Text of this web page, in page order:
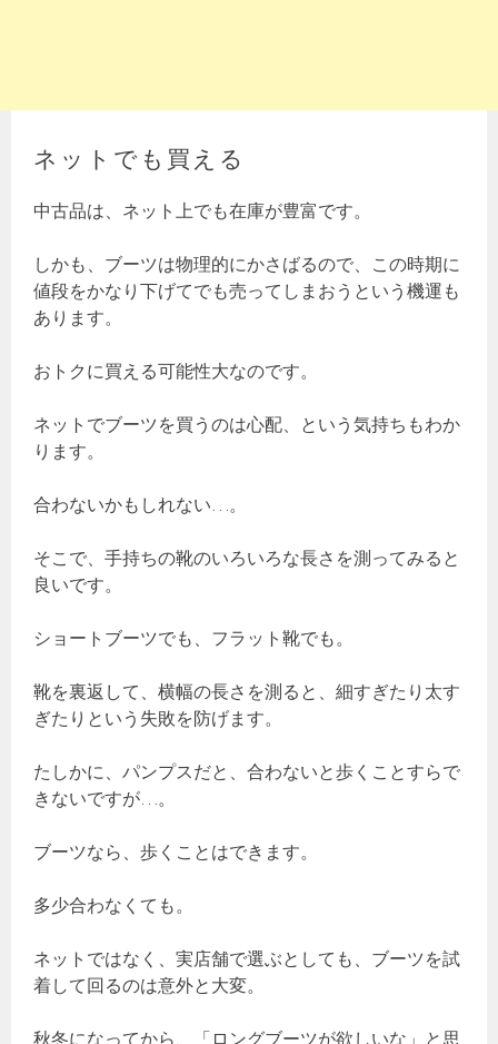
ネットでも買える
中古品は、ネット上でも在庫が豊富です。
しかも、ブーツは物理的にかさばるので、この時期に
値段をかなり下げてでも売ってしまおうという機運も
あります。
おトクに買える可能性大なのです。
ネットでブーツを買うのは心配、という気持ちもわか
ります。
合わないかもしれない…。
そこで、手持ちの靴のいろいろな長さを測ってみると
良いです。
ショートブーツでも、フラット靴でも。
靴を裏返して、横幅の長さを測ると、細すぎたり太す
ぎたりという失敗を防げます。
たしかに、パンプスだと、合わないと歩くことすらで
きないですが…。
ブーツなら、歩くことはできます。
多少合わなくても。
ネットではなく、実店舗で選ぶとしても、ブーツを試
着して回るのは意外と大変。
秋冬になってから、「ロングブーツが欲しいな」と思